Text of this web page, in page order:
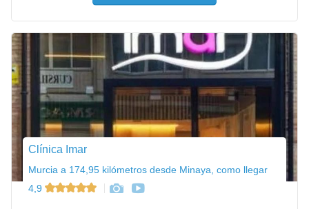
Clínica Imar
Murcia a 174,95 kilómetros desde Minaya, como llegar
4,9